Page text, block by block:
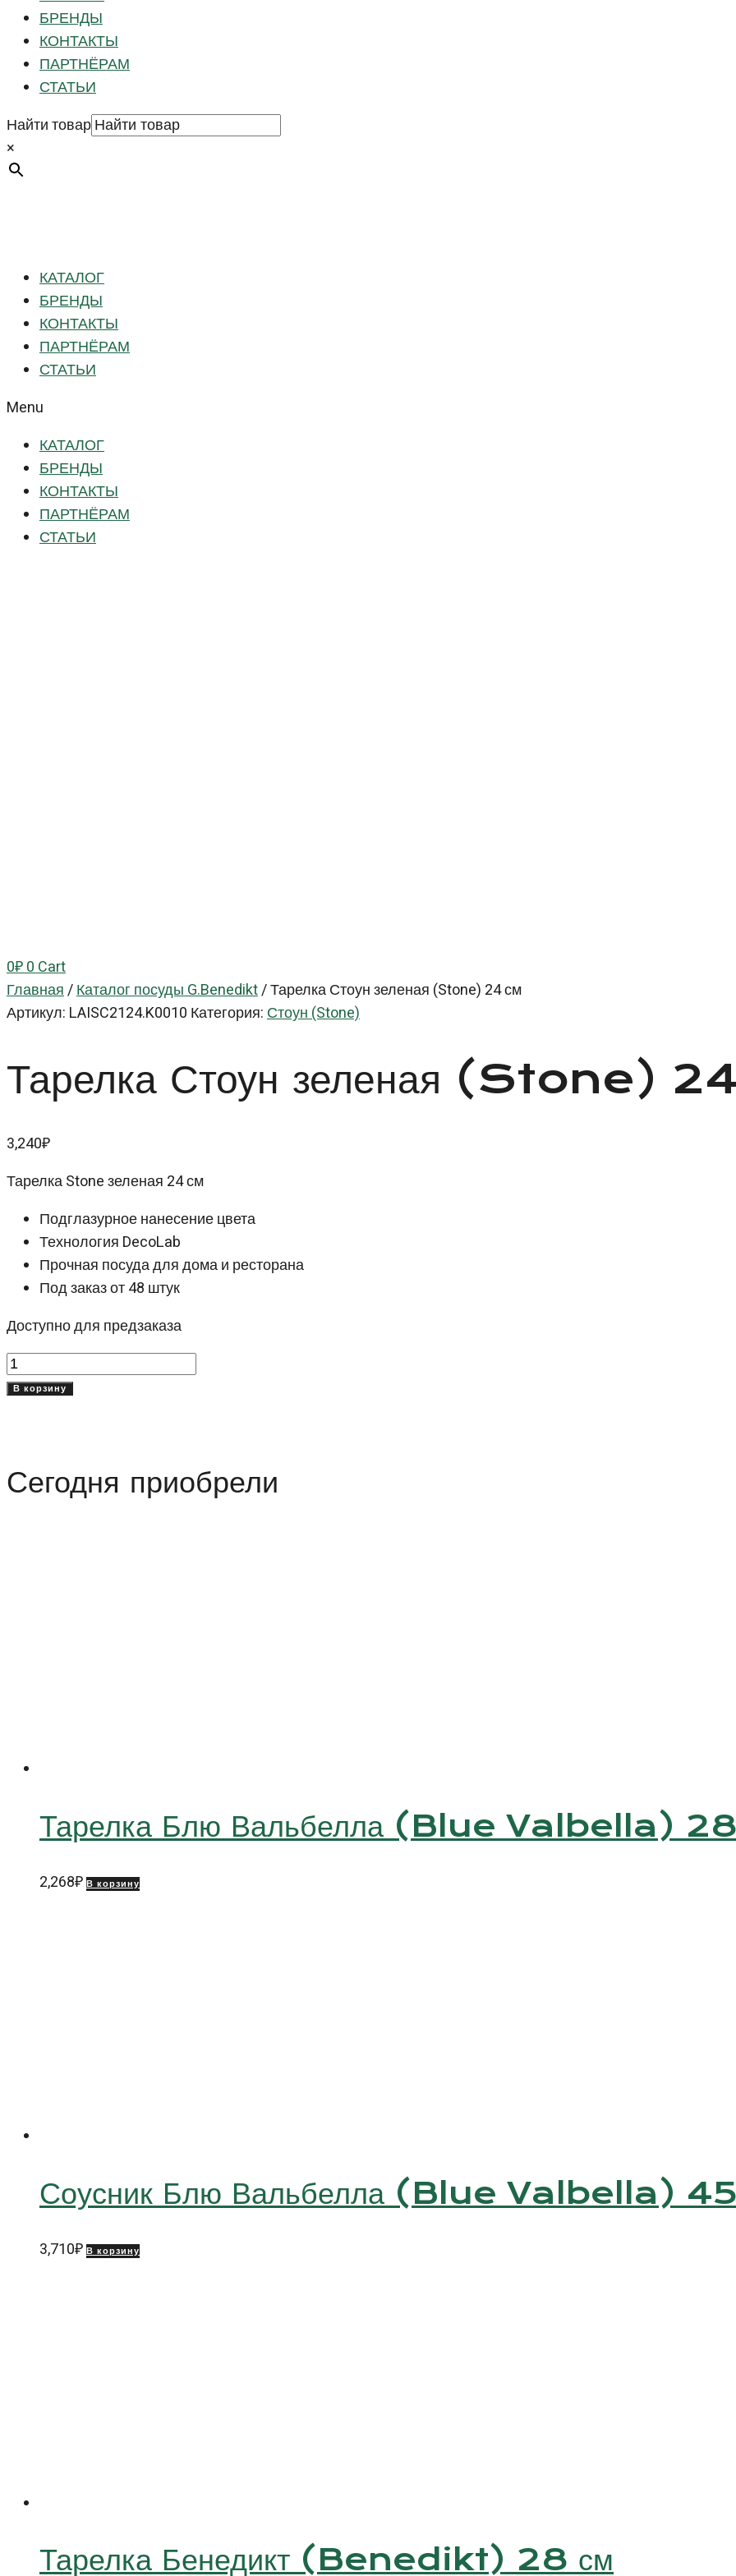
БРЕНДЫ
КОНТАКТЫ
ПАРТНЁРАМ
СТАТЬИ
Найти товар
×
КАТАЛОГ
БРЕНДЫ
КОНТАКТЫ
ПАРТНЁРАМ
СТАТЬИ
Menu
КАТАЛОГ
БРЕНДЫ
КОНТАКТЫ
ПАРТНЁРАМ
СТАТЬИ
0₽0Cart
Главная/Каталог посуды G.Benedikt/Тарелка Стоун зеленая (Stone) 24 см
Артикул: LAISC2124.K0010 Категория:Стоун (Stone)
Тарелка Стоун зеленая (Stone)
3,240₽
Тарелка Stone зеленая 24 см
Подглазурное нанесение цвета
Технология DecoLab
Прочная посуда для дома и ресторана
Под заказ от 48 штук
Доступно для предзаказа
Количество
товара
(Stone)
В корзину
Сегодня приобрели
Тарелка Блю Вальбелла (Blue Valbella)
2,268₽ В корзину
Соусник Блю Вальбелла (Blue Valbella)
3,710₽ В корзину
Тарелка Бенедикт (Benedikt) 28 см